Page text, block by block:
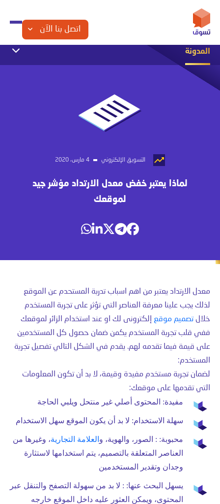
اتصل بنا الآن
المدونة
التجارة الإلكترونية
التسويق الإلكتروني 4 مارس، 2020
لماذا يعتبر خفض معدل الارتداد مؤشر جيد
لموقعك
معدل الارتداد يعتبر من اهم اسباب تدربة المستحدم عن الموقع
لذلك يجب علينا معرفة العناصر التي تؤثر على تجربة المستخدم
خلالتصميم موقع إلكترونى لك او عند استخدام الزائر لموقعك
ففي قلب تجربة المستخدم يكمن ضمان حصول كل المستخدمين
على قيمة فيما تقدمه لهم. يقدم في الشكل التالي تفصيل تجرية
المستخدم:
لضمان تجربة مستخدم مفيدة وقيمة، لا بد أن تكون المعلومات
التي تقدمها على موقعك:
مفيدة: المحتوى أصلي غير منتحل ويلبي الحاجة
سهلة الاستخدام: لا بد أن يكون الموقع سهل الاستخدام
محبوبة: : الصور، والهوية، و العلامة التجارية، وغيرها من
العناصر المتعلقة بالتصميم، يتم استخدامها لاستثارة
وجدان وتقدير المستخدمين
يسهل البحث عنها: : لا بد من سهولة التصفح والتنقل عبر
المحتوى، ويمكن العثور عليه داخل الموقع خارجه